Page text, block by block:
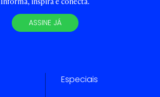
ASSINE JÁ
Especiais